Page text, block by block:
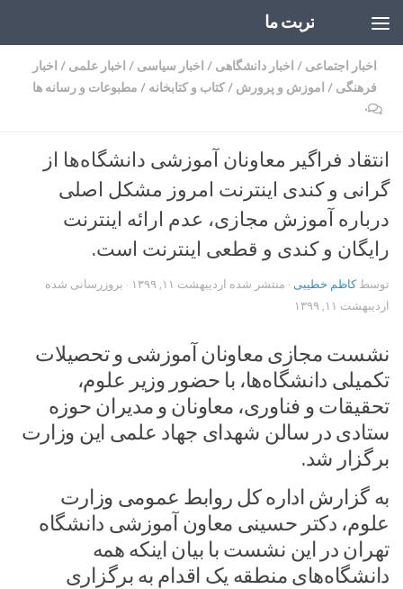
تربت ما
اخبار اجتماعی / اخبار دانشگاهی / اخبار سیاسی / اخبار علمی / اخبار
فرهنگی / اموزش و پرورش /کتاب و کتابخانه / مطبوعات و رسانه ها
۰
انتقاد فراگیر معاونان آموزشی دانشگاه‌ها از
گرانی و کندی اینترنت امروز مشکل اصلی
درباره آموزش مجازی، عدم ارائه اینترنت
رایگان و کندی و قطعی اینترنت است.‌
توسطکاظم خطیبی · منتشر شده اردیبهشت ۱۱, ۱۳۹۹
· بروزرسانی شده
اردیبهشت ۱۱, ۱۳۹۹
نشست مجازی معاونان آموزشی و تحصیلات
تکمیلی دانشگاه‌ها، با حضور وزیر علوم،
تحقیقات و فناوری، معاونان و مدیران حوزه
ستادی در سالن شهدای جهاد علمی این وزارت
برگزار شد.‌
به گزارش اداره کل روابط عمومی وزارت
علوم، دکتر حسینی معاون آموزشی دانشگاه
تهران در این نشست با بیان اینکه همه
دانشگاه‌های منطقه یک اقدام به برگزاری